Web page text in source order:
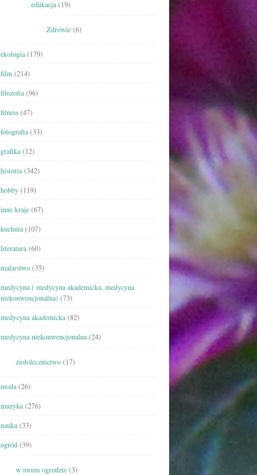
edukacja (19)
Zdrowie (6)
ekologia (179)
film (214)
filozofia (96)
fitness (47)
fotografia (33)
grafika (12)
historia (342)
hobby (119)
inne kraje (67)
kuchnia (107)
literatura (60)
malarstwo (35)
medycyna ( medycyna akademicka, medycyna
niekonwencjonalna) (73)
medycyna akademicka (82)
medycyna niekonwencjonalna (24)
ziołolecznictwo (17)
moda (26)
muzyka (276)
nauka (33)
ogród (39)
w moim ogrodzie (3)